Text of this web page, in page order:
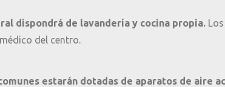
dispondrá de lavandería y cocina propia.
del centro.
estarán dotadas de aparatos de aire